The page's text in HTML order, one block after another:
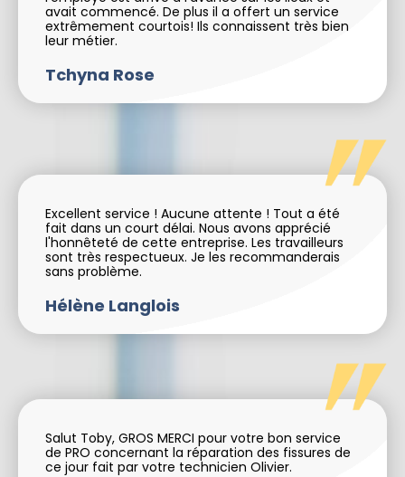
avait commencé. De plus il a offert un service
extrêmement courtois! Ils connaissent très bien
leur métier.
Tchyna Rose
Excellent service ! Aucune attente ! Tout a été
fait dans un court délai. Nous avons apprécié
l'honnêteté de cette entreprise. Les travailleurs
sont très respectueux. Je les recommanderais
sans problème.
Hélène Langlois
Salut Toby, GROS MERCI pour votre bon service
de PRO concernant la réparation des fissures de
ce jour fait par votre technicien Olivier.